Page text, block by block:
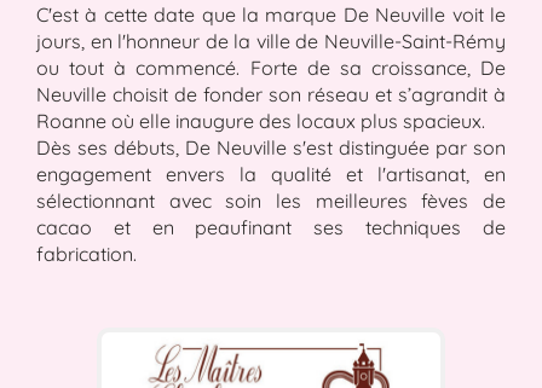
C'est à cette date que la marque De Neuville voit le
jours, en l'honneur de la ville de Neuville-Saint-Rémy
ou tout à commencé. Forte de sa croissance, De
Neuville choisit de fonder son réseau et s’agrandit à
Roanne où elle inaugure des locaux plus spacieux.
Dès ses débuts, De Neuville s'est distinguée par son
engagement envers la qualité et l'artisanat, en
sélectionnant avec soin les meilleures fèves de
cacao et en peaufinant ses techniques de
fabrication.